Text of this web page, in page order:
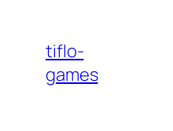
содержимому
tiflo-
games